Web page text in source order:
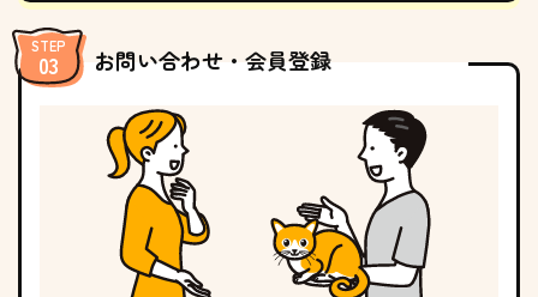
お問い合わせ・会員登録